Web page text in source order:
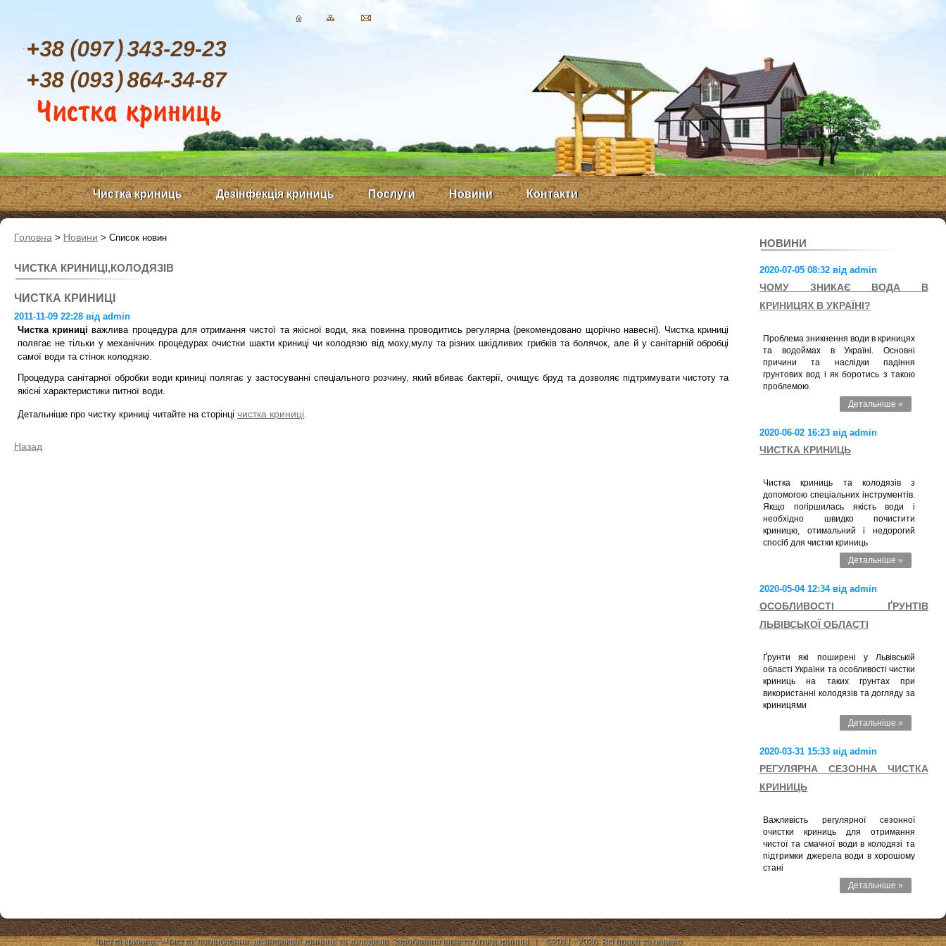
Чистка криниць Дезінфекція криниць Послуги Новини Контакти
НОВИНИ
2020-07-05 08:32 від admin
ЧОМУ ЗНИКАЄ ВОДА В
КРИНИЦЯХ В УКРАЇНІ?
Проблема зникнення води в криницях
та водоймах в Україні. Основні
причини та наслідки падіння
грунтових вод і як боротись з такою
проблемою.
Детальніше »
2020-06-02 16:23 від admin
ЧИСТКА КРИНИЦЬ
Чистка криниць та колодязів з
допомогою спеціальних інструментів.
Якщо погіршилась якість води і
необхідно швидко почистити
криницю, отимальний і недорогий
спосіб для чистки криниць
Детальніше »
2020-05-04 12:34 від admin
ОСОБЛИВОСТІ ҐРУНТІВ
ЛЬВІВСЬКОЇ ОБЛАСТІ
Ґрунти які поширені у Львівській
області України та особливості чистки
криниць на таких грунтах при
використанні колодязів та догляду за
криницями
Детальніше »
Львівської
2020-03-31 15:33 від admin
РЕГУЛЯРНА СЕЗОННА ЧИСТКА
КРИНИЦЬ
Важливість регулярної сезонної
очистки криниць для отримання
чистої та смачної води в колодязі та
підтримки джерела води в хорошому
стані
Детальніше »
Регулярна
сезонна
чистка
Головна > Новини > Список новин
ЧИСТКА КРИНИЦІ,КОЛОДЯЗІВ
ЧИСТКА КРИНИЦІ
2011-11-09 22:28 від admin
Чистка криниці важлива процедура для отримання чистої та якісної води, яка повинна проводитись регулярна (рекомендовано щорічно навесні). Чистка криниці
полягає не тільки у механічних процедурах очистки шакти криниці чи колодязю від моху,мулу та різних шкідливих грибків та болячок, але й у санітарній обробці
самої води та стінок колодязю.
Процедура санітарної обробки води криниці полягає у застосуванні спеціального розчину, який вбиває бактерії, очищує бруд та дозволяє підтримувати чистоту та
якісні характеристики питної води.
Детальніше про чистку криниці читайте на сторінці чистка криниці
Назад
Чистка криниць: >Чиcтка, поглиблення, дезінфекція криниць та колодязів. Зароблення швів та огляд криниці. | ©2011 - 2026 Всі права захищено.